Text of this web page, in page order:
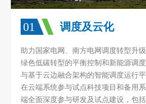
01 调度及云化
助力国家电网、南方电网调度转型升
绿色低碳转型的平衡控制和新能源调
与基于云边融合架构的智能调度运行
在云端系统参与试点科技项目和备用
端全面深度参与研发及试点建设，包